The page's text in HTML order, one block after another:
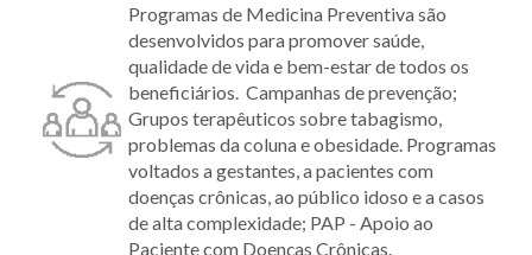
Programas de Medicina Preventiva são
desenvolvidos para promover saúde,
qualidade de vida e bem-estar de todos os
beneficiários. Campanhas de prevenção;
Grupos terapêuticos sobre tabagismo,
problemas da coluna e obesidade. Programas
voltados a gestantes, a pacientes com
doenças crônicas, ao público idoso e a casos
de alta complexidade; PAP - Apoio ao
Paciente com Doenças Crônicas.